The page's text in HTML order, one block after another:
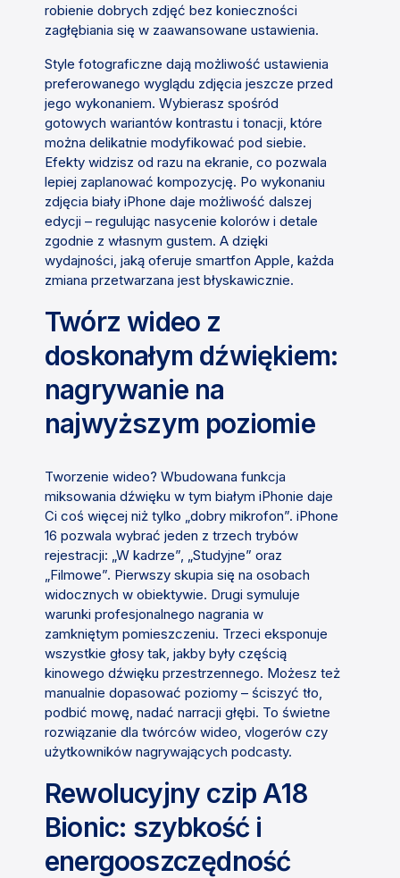
robienie dobrych zdjęć bez konieczności
zagłębiania się w zaawansowane ustawienia.
Style fotograficzne dają możliwość ustawienia
preferowanego wyglądu zdjęcia jeszcze przed
jego wykonaniem. Wybierasz spośród
gotowych wariantów kontrastu i tonacji, które
można delikatnie modyfikować pod siebie.
Efekty widzisz od razu na ekranie, co pozwala
lepiej zaplanować kompozycję. Po wykonaniu
zdjęcia biały iPhone daje możliwość dalszej
edycji – regulując nasycenie kolorów i detale
zgodnie z własnym gustem. A dzięki
wydajności, jaką oferuje smartfon Apple, każda
zmiana przetwarzana jest błyskawicznie.
Twórz wideo z
doskonałym dźwiękiem:
nagrywanie na
najwyższym poziomie
Tworzenie wideo? Wbudowana funkcja
miksowania dźwięku w tym białym iPhonie daje
Ci coś więcej niż tylko „dobry mikrofon”. iPhone
16 pozwala wybrać jeden z trzech trybów
rejestracji: „W kadrze”, „Studyjne” oraz
„Filmowe”. Pierwszy skupia się na osobach
widocznych w obiektywie. Drugi symuluje
warunki profesjonalnego nagrania w
zamkniętym pomieszczeniu. Trzeci eksponuje
wszystkie głosy tak, jakby były częścią
kinowego dźwięku przestrzennego. Możesz też
manualnie dopasować poziomy – ściszyć tło,
podbić mowę, nadać narracji głębi. To świetne
rozwiązanie dla twórców wideo, vlogerów czy
użytkowników nagrywających podcasty.
Rewolucyjny czip A18
Bionic: szybkość i
energooszczędność